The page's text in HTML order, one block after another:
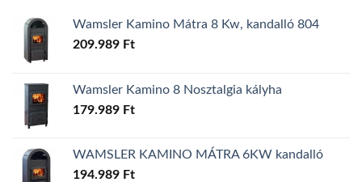
Wamsler Kamino Mátra 8 Kw, kandalló 804
209.989 Ft
Wamsler Kamino 8 Nosztalgia kályha
179.989 Ft
WAMSLER KAMINO MÁTRA 6KW kandalló
194.989 Ft